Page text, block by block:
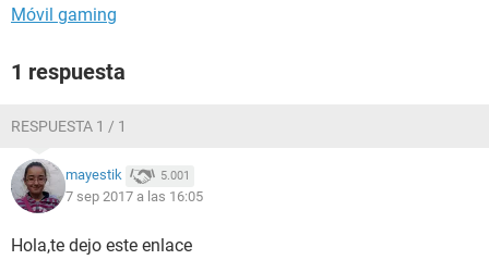
Móvil gaming
1 respuesta
RESPUESTA 1 / 1
mayestik 5.001
7 sep 2017 a las 16:05
Hola,te dejo este enlace